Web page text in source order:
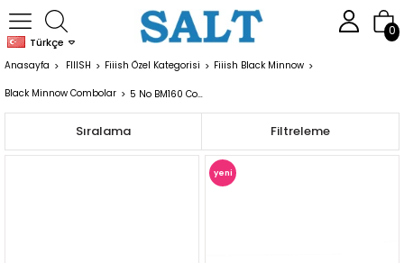
Türkçe
0
Anasayfa FIIISH Fiiish Özel Kategorisi Fiiish Black Minnow
Black Minnow Combolar 5 No BM160 Combolar
Filtreleme
Sıralama
yeni